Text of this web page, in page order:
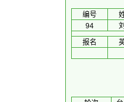
编号
94
报名